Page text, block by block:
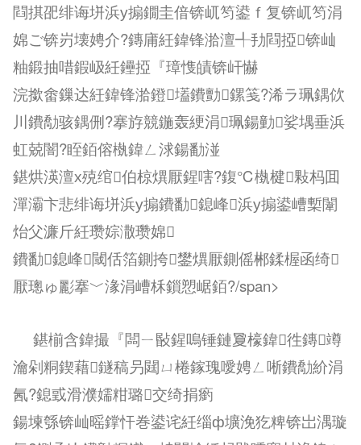
閰掑巶绯诲垪浜у搧鐗圭偣锛屼笉鍙ｆ复锛屼笉涓
婂ご锛岃壊娉介?鏄庯紝鍏锋湁澶╃劧閰掗锛屾
粙鍛抽唶鍜岋紝鑸掗『璋愯皟锛屽懗
浣撳畬鏁达紝鍏锋湁鐙壒鐨勯鏍笺?浠ラ珮鍝佽
川鐨勪骇鍝侀?搴斿競鍦轰綆涓珮鍚勭娑堣垂浜
虹兢闇?眰銆傛槸鍏ㄥ浗鍚勫湴
鍖烘渶澶х殑绾伯椋熼厭鍟嗐?鍑℃槸楗敤杩囬
潬灞卞悲绯诲垪浜у搧鐨勫鎴峰浜у搧鍙嶆槧闈
炲父濂斤紝瓒婃潵瓒婂
鐨勫鎴峰閾佸箔鍘挎鐢熼厭鍘傜郴鍒楃函绮
厭璁ゅ彲搴﹀湪涓嶆柇鎻愬崌銆?/span>
鍖椾含鍏撮『闆ㄧ敯鍟嗚锤鏈夐檺鍏徃鏄竴
瀹剁粡鍥藉鐩稿叧閮ㄩ棬鎵瑰噯娉ㄥ唽鐨勪紒涓
氥?鎴戜滑濮嬬粓璐交绮捐瘹
鍚堜綔锛屾暚鐣忓巻鍙诧紝缁ф壙浼犵粺锛岀湡璇